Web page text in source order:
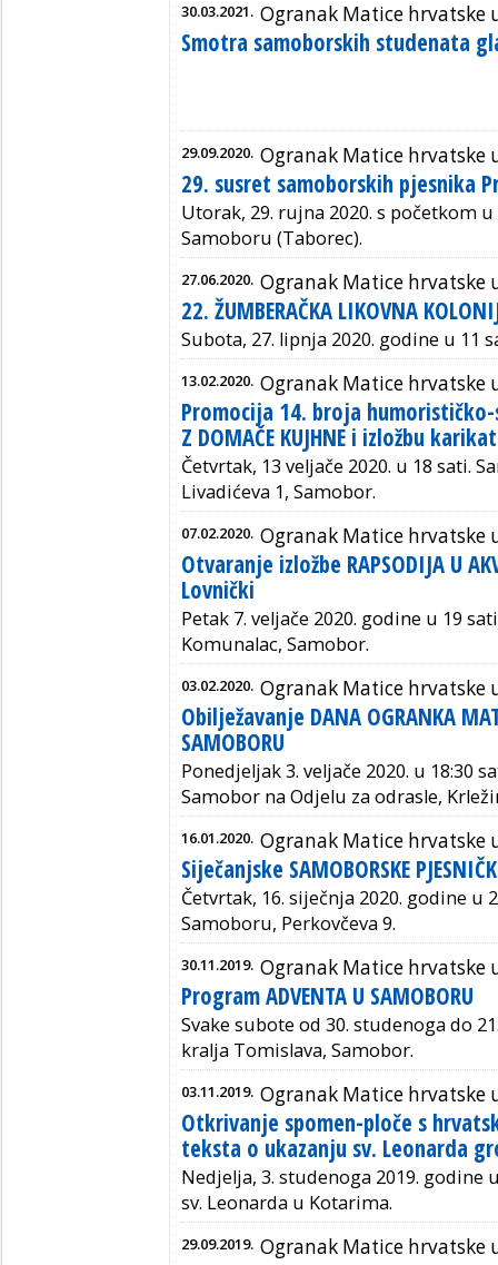
30.03.2021. Ogranak Matice hrvatske
Smotra samoborskih studenata
29.09.2020. Ogranak Matice hrvatske
29. susret samoborskih pjesnika
Utorak, 29. rujna 2020. s početkom
Samoboru (Taborec).
27.06.2020. Ogranak Matice hrvatske
22. ŽUMBERAČKA LIKOVNA
Subota, 27. lipnja 2020. godine u 11
13.02.2020. Ogranak Matice hrvatske
Promocija 14. broja
Z DOMAČE KUJHNE i izložbu
Četvrtak, 13 veljače 2020. u 18 sati.
Livadićeva 1, Samobor.
07.02.2020. Ogranak Matice hrvatske
Otvaranje izložbe RAPSODIJA U
Lovnički
Petak 7. veljače 2020. godine u 19
Komunalac, Samobor.
03.02.2020. Ogranak Matice hrvatske
Obilježavanje DANA OGRANKA
SAMOBORU
Ponedjeljak 3. veljače 2020. u 18:30
Samobor na Odjelu za odrasle,
16.01.2020. Ogranak Matice hrvatske
Siječanjske SAMOBORSKE
Četvrtak, 16. siječnja 2020. godine u
Samoboru, Perkovčeva 9.
30.11.2019. Ogranak Matice hrvatske
Program ADVENTA U SAMOBORU
Svake subote od 30. studenoga do
kralja Tomislava, Samobor.
03.11.2019. Ogranak Matice hrvatske
Otkrivanje spomen-ploče s
teksta o ukazanju sv. Leonarda
Nedjelja, 3. studenoga 2019. godine
sv. Leonarda u Kotarima.
29.09.2019. Ogranak Matice hrvatske